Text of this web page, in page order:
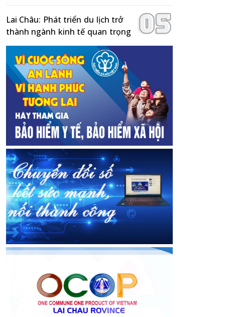
Lai Châu: Phát triển du lịch trở
thành ngành kinh tế quan trọng